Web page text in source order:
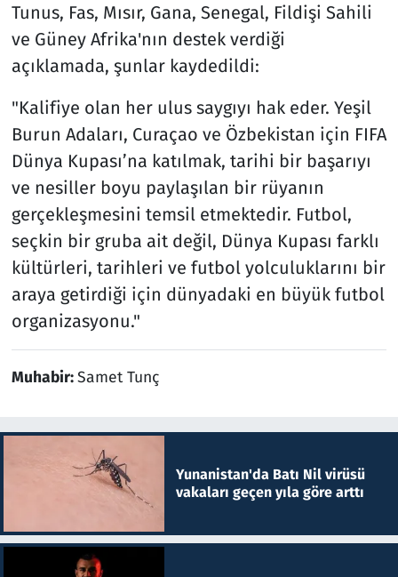
Tunus, Fas, Mısır, Gana, Senegal, Fildişi Sahili
ve Güney Afrika'nın destek verdiği
açıklamada, şunlar kaydedildi:
"Kalifiye olan her ulus saygıyı hak eder. Yeşil
Burun Adaları, Curaçao ve Özbekistan için FIFA
Dünya Kupası’na katılmak, tarihi bir başarıyı
ve nesiller boyu paylaşılan bir rüyanın
gerçekleşmesini temsil etmektedir. Futbol,
seçkin bir gruba ait değil, Dünya Kupası farklı
kültürleri, tarihleri ve futbol yolculuklarını bir
araya getirdiği için dünyadaki en büyük futbol
organizasyonu."
Muhabir:Samet Tunç
Yunanistan'da Batı Nil virüsü
vakaları geçen yıla göre arttı